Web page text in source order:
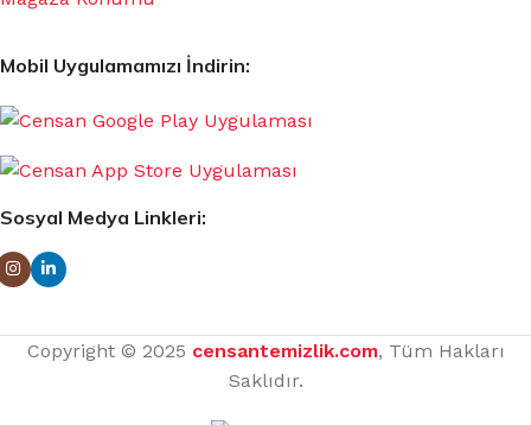
Mobil Uygulamamızı İndirin:
Sosyal Medya Linkleri:
Copyright © 2025 censantemizlik.com, Tüm Hakları
Saklıdır.